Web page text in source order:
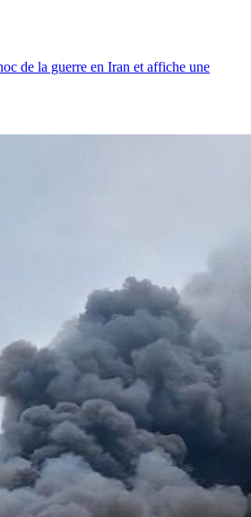
de la guerre en Iran et affiche une